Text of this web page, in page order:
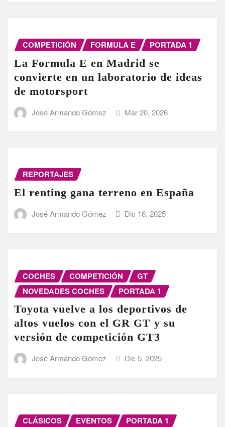
COMPETICIÓN FORMULA E PORTADA 1
La Formula E en Madrid se
convierte en un laboratorio de ideas
de motorsport
José Armando Gómez Mar 20, 2026
REPORTAJES
El renting gana terreno en España
José Armando Gómez Dic 16, 2025
COCHES COMPETICIÓN
GT
NOVEDADES COCHES
PORTADA 1
Toyota vuelve a los deportivos de
altos vuelos con el GR GT y su
versión de competición GT3
José Armando Gómez Dic 5, 2025
CLÁSICOS EVENTOS PORTADA 1